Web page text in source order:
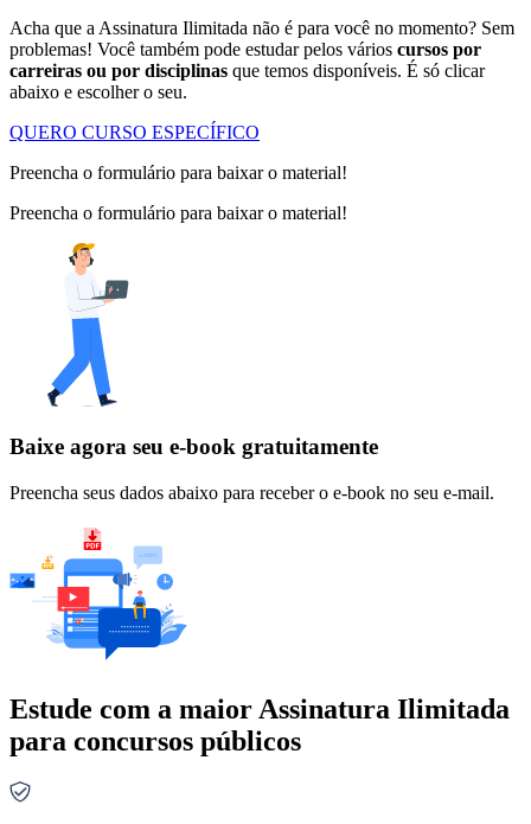
Acha que a Assinatura Ilimitada não é para você no momento? Sem
problemas! Você também pode estudar pelos vários cursos por
carreiras ou por disciplinas que temos disponíveis. É só clicar
abaixo e escolher o seu.
QUERO CURSO ESPECÍFICO
Preencha o formulário para baixar o material!
Preencha o formulário para baixar o material!
Baixe agora seu e-book gratuitamente
Preencha seus dados abaixo para receber o e-book no seu e-mail.
Estude com a maior Assinatura Ilimitada
para concursos públicos